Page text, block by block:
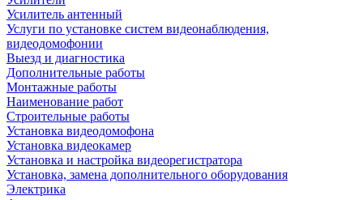
Усилитель антенный
Услуги по установке систем видеонаблюдения,
видеодомофонии
Выезд и диагностика
Дополнительные работы
Монтажные работы
Наименование работ
Строительные работы
Установка видеодомофона
Установка видеокамер
Установка и настройка видеорегистратора
Установка, замена дополнительного оборудования
Электрика